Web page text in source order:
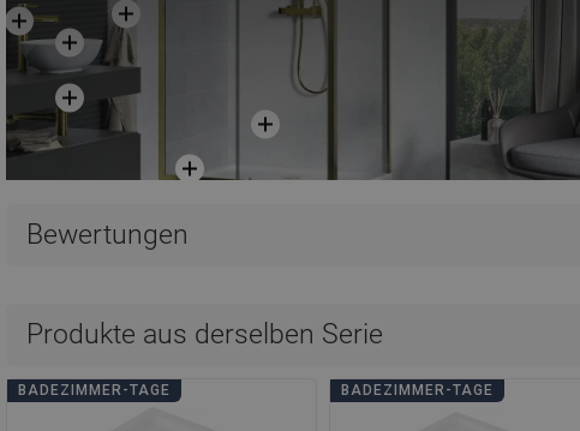
Bewertungen
Produkte aus derselben Serie
BADEZIMMER-TAGE BADEZIMMER-TAGE